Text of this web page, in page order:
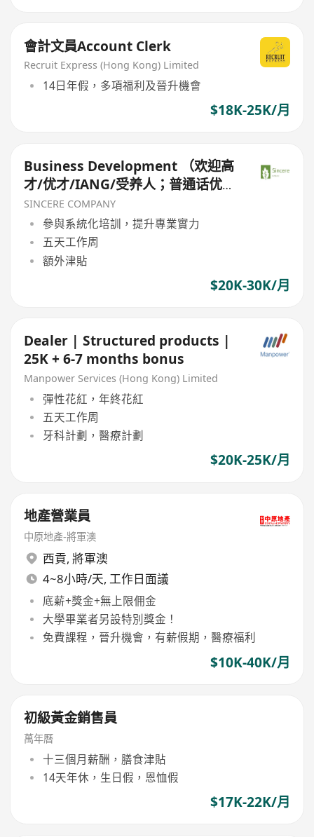
會計文員Account Clerk
Recruit Express (Hong Kong) Limited
14日年假，多項福利及晉升機會
$18K-25K/月
Business Development （欢迎高
才/优才/IANG/受养人；普通话优
先；可转正/续签）
SINCERE COMPANY
參與系統化培訓，提升專業實力
五天工作周
額外津貼
$20K-30K/月
Dealer | Structured products |
25K + 6-7 months bonus
Manpower Services (Hong Kong) Limited
彈性花紅，年終花紅
五天工作周
牙科計劃，醫療計劃
$20K-25K/月
地產營業員
中原地產-將軍澳
西貢, 將軍澳
4~8小時/天, 工作日面議
底薪+獎金+無上限佣金
大學畢業者另設特別獎金！
免費課程，晉升機會，有薪假期，醫療福利
$10K-40K/月
初級黃金銷售員
萬年曆
十三個月薪酬，膳食津貼
14天年休，生日假，恩恤假
$17K-22K/月